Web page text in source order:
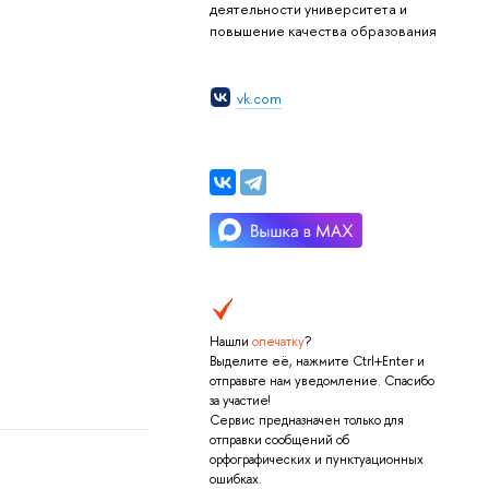
деятельности университета и
повышение качества образования
vk.com
Нашли опечатку?
Выделите её, нажмите Ctrl+Enter и
отправьте нам уведомление. Спасибо
за участие!
Сервис предназначен только для
отправки сообщений об
орфографических и пунктуационных
ошибках.